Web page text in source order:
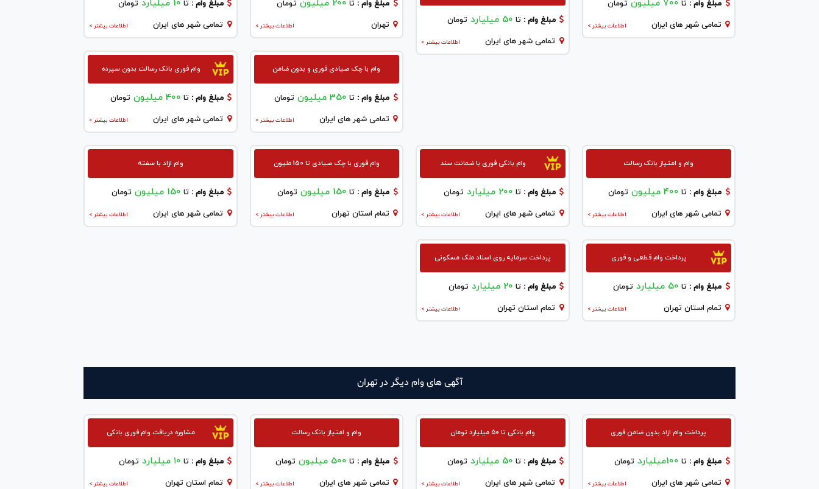
مبلغ وام : تا 700 میلیون تومان
اطلاعات بیشتر > تمامی شهر های ایران مبلغ وام :تا 50 میلیارد تومان
اطلاعات بیشتر > تمامی شهر های ایران
مبلغ وام : تا 200 میلیون تومان
اطلاعات بیشتر > تهران
مبلغ وام :تا 10 میلیارد تومان
اطلاعات بیشتر > تمامی شهر های ایران
وام با چک صیادی فوری و بدون ضامن
مبلغ وام : تا 350 میلیون تومان
اطلاعات بیشتر > تمامی شهر های ایران
وام فوری بانک رسالت بدون سپرده
مبلغ وام :تا 400 میلیون تومان
اطلاعات بیشتر > تمامی شهر های ایران
وام و امتیاز بانک رسالت
مبلغ وام : تا 400 میلیون تومان
اطلاعات بیشتر > تمامی شهر های ایران
وام بانکی فوری با ضمانت سند
مبلغ وام :تا 200 میلیارد تومان
اطلاعات بیشتر > تمامی شهر های ایران
وام فوری با چک صیادی تا 150 ملیون
مبلغ وام : تا 150 میلیون تومان
اطلاعات بیشتر > تمام استان تهران
وام ازاد با سفته
مبلغ وام :تا 150 میلیون تومان
اطلاعات بیشتر > تمامی شهر های ایران
پرداخت وام قطعی و فوری
مبلغ وام : تا 50 میلیارد تومان
اطلاعات بیشتر > تمام استان تهران
پرداخت سرمایه روی اسناد ملک مسکونی
مبلغ وام :تا 20 میلیارد تومان
اطلاعات بیشتر > تمام استان تهران
آگهی های وام دیگر در تهران
پرداخت وام ازاد بدون ضامن فوری
مبلغ وام : تا 100میلیارد تومان
اطلاعات بیشتر > تمامی شهر های ایران
وام بانکی تا ۵۰ میلیارد تومان
مبلغ وام :تا 50 میلیارد تومان
اطلاعات بیشتر > تمامی شهر های ایران
وام و امتیاز بانک رسالت
مبلغ وام : تا 500 میلیون تومان
اطلاعات بیشتر > تمامی شهر های ایران
مشاوره دریافت وام فوری بانکی
مبلغ وام :تا ۱۰ میلیارد تومان
اطلاعات بیشتر > تمام استان تهران